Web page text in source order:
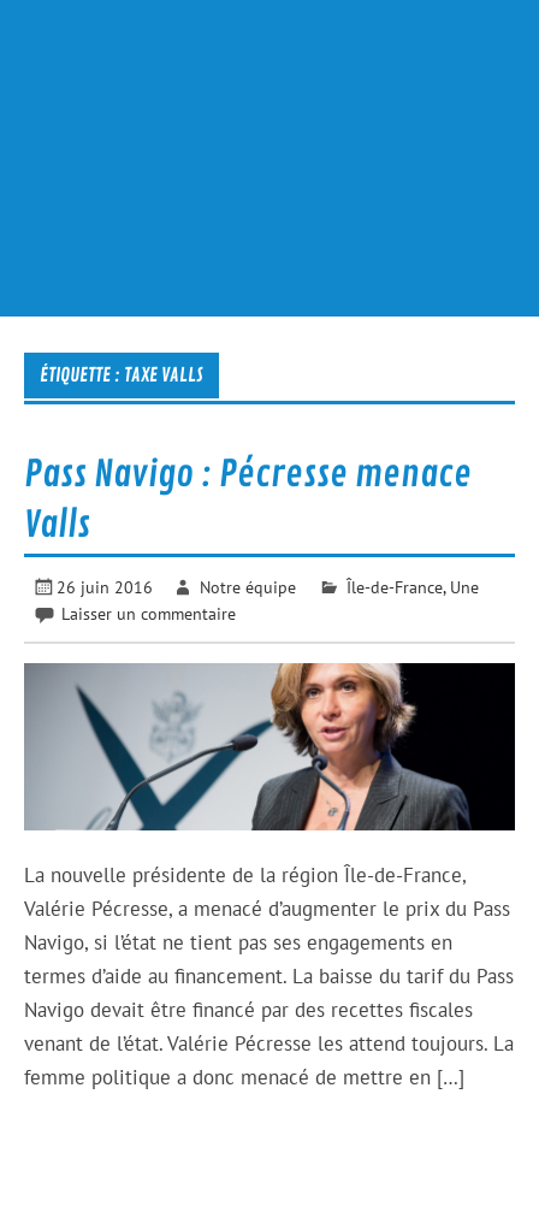
ÉTIQUETTE : TAXE VALLS
Pass Navigo : Pécresse menace
Valls
26 juin 2016 Notre équipe Île-de-France, Une
Laisser un commentaire
La nouvelle présidente de la région Île-de-France,
Valérie Pécresse, a menacé d’augmenter le prix du Pass
Navigo, si l’état ne tient pas ses engagements en
termes d’aide au financement. La baisse du tarif du Pass
Navigo devait être financé par des recettes fiscales
venant de l’état. Valérie Pécresse les attend toujours. La
femme politique a donc menacé de mettre en […]